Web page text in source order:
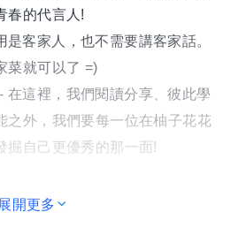
春的代言人!
客家人，也不需要講客家話。
菜就可以了 =)
在這裡，我們閱讀分享、彼此學
之外，我們要每一位在柚子花花
掘自己更優秀的那一面!
的你
展開更多